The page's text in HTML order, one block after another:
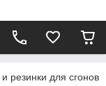
резинки для сгонов